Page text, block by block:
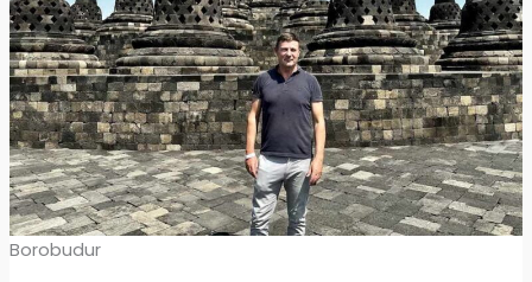
Borobudur